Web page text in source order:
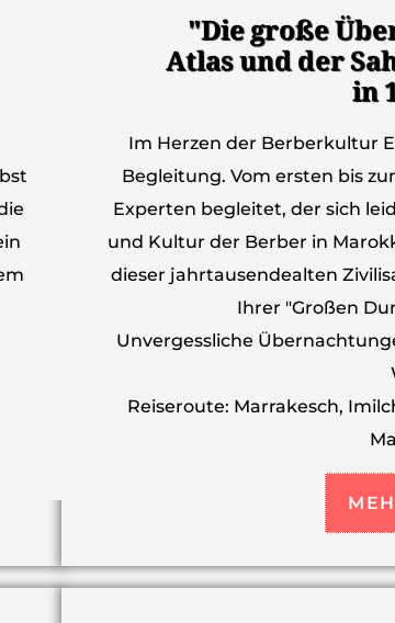
"Die große
Atlas und der
in
Im Herzen der Berberkultur
Begleitung. Vom ersten bis
Experten begleitet, der sich
und Kultur der Berber in
dieser jahrtausendealten
Ihrer "Großen
Unvergessliche
Reiseroute: Marrakesch,